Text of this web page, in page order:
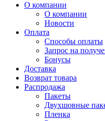
О компании
О компании
Новости
Оплата
Способы оплаты
Запрос на
Бонусы
Доставка
Возврат товара
Распродажа
Пакеты
Двухшовные
Пленка